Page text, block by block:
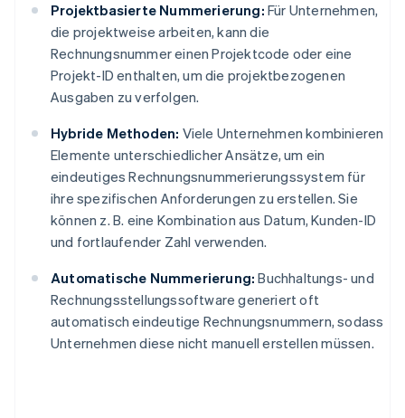
Projektbasierte Nummerierung: Für Unternehmen,
die projektweise arbeiten, kann die
Rechnungsnummer einen Projektcode oder eine
Projekt-ID enthalten, um die projektbezogenen
Ausgaben zu verfolgen.
Hybride Methoden: Viele Unternehmen kombinieren
Elemente unterschiedlicher Ansätze, um ein
eindeutiges Rechnungsnummerierungssystem für
ihre spezifischen Anforderungen zu erstellen. Sie
können z. B. eine Kombination aus Datum, Kunden-ID
und fortlaufender Zahl verwenden.
Automatische Nummerierung: Buchhaltungs- und
Rechnungsstellungssoftware generiert oft
automatisch eindeutige Rechnungsnummern, sodass
Unternehmen diese nicht manuell erstellen müssen.